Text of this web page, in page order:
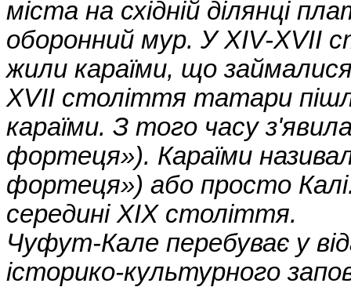
міста на східній ділянці
оборонний мур. У XIV-XVII
жили караїми, що
XVII століття татари
караїми. З того часу
фортеця»). Караїми
фортеця») або просто
середині XIX століття.
Чуфут-Кале перебуває у
історико-культурного